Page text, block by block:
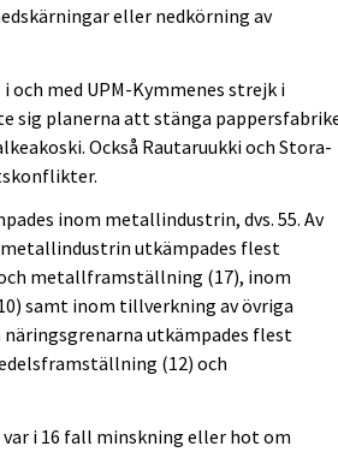
eller nedkörning av
och med UPM-Kymmenes strejk i
sig planerna att stänga
Också Rautaruukki och Stora-
inom metallindustrin, dvs. 55. Av
utkämpades flest
metallframställning (17), inom
samt inom tillverkning av övriga
näringsgrenarna utkämpades flest
(12) och
i 16 fall minskning eller hot om